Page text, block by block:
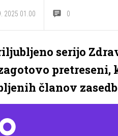
2025 01.00 0
serijo
članov